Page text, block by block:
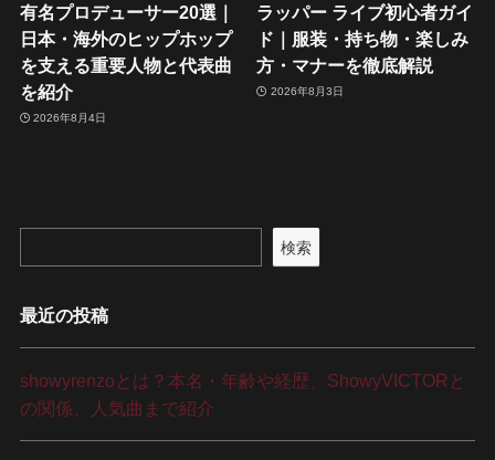
有名プロデューサー20選｜
日本・海外のヒップホップ
を支える重要人物と代表曲
を紹介
2026年8月4日
ラッパー ライブ初心者ガイ
ド｜服装・持ち物・楽しみ
方・マナーを徹底解説
2026年8月3日
検索
最近の投稿
showyrenzoとは？本名・年齢や経歴、ShowyVICTORと
の関係、人気曲まで紹介